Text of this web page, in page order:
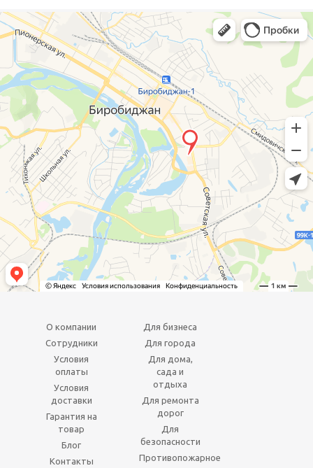
О компании
Сотрудники
Условия
оплаты
Условия
доставки
Гарантия на
товар
Блог
Контакты
Для бизнеса
Для города
Для дома,
сада и
отдыха
Для ремонта
дорог
Для
безопасности
Противопожарное